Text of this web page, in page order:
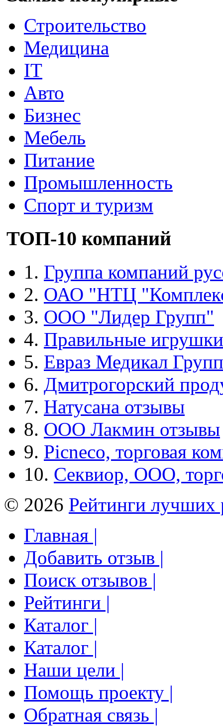
Строительство
Медицина
IT
Авто
Бизнес
Мебель
Питание
Промышленность
Спорт и туризм
ТОП-10 компаний
1. Группа компаний
2. ОАО "НТЦ
3. ООО "Лидер Групп"
4. Правильные игрушки
5. Евраз Медикал Групп
6. Дмитрогорский
7. Натусана отзывы
8. ООО Лакмин отзывы
9. Picneco, торговая
10. Секвиор, ООО,
© 2026 Рейтинги лучших
Главная |
Добавить отзыв |
Поиск отзывов |
Рейтинги |
Каталог |
Каталог |
Наши цели |
Помощь проекту |
Обратная связь |